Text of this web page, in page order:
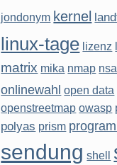
jondonym kernel
linux-tage lizenz
matrix mika nmap nsa
onlinewahl open data
openstreetmap owasp
polyas prism
sendung shell